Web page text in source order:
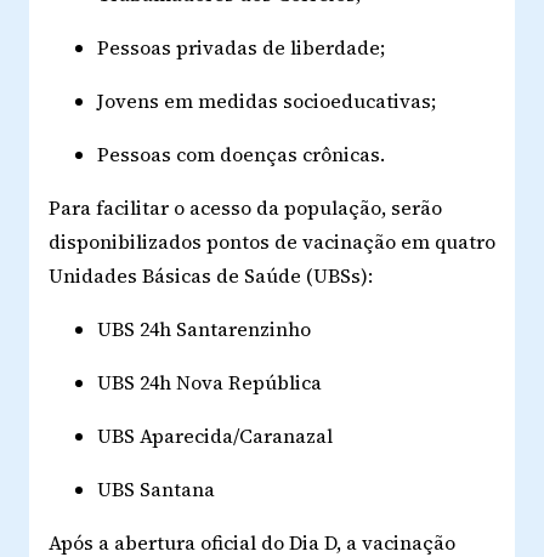
Pessoas privadas de liberdade;
Jovens em medidas socioeducativas;
Pessoas com doenças crônicas.
Para facilitar o acesso da população, serão
disponibilizados pontos de vacinação em quatro
Unidades Básicas de Saúde (UBSs):
UBS 24h Santarenzinho
UBS 24h Nova República
UBS Aparecida/Caranazal
UBS Santana
Após a abertura oficial do Dia D, a vacinação